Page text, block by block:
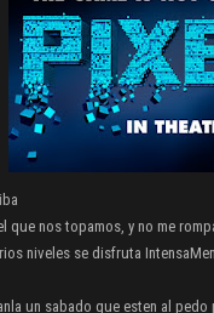
nos topamos, y no me
niveles se disfruta
un sabado que esten al pedo